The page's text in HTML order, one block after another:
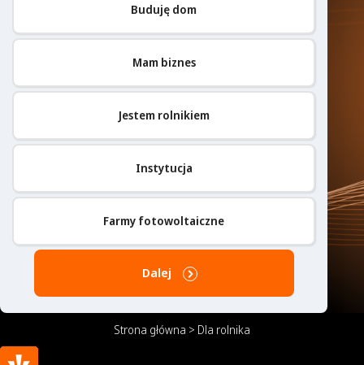
Buduję dom
Mam biznes
Jestem rolnikiem
Instytucja
Farmy fotowoltaiczne
Dalej
Strona główna > Dla rolnika